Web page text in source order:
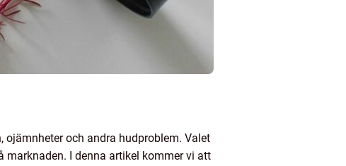
och andra hudproblem. Valet
marknaden. I denna artikel kommer vi att